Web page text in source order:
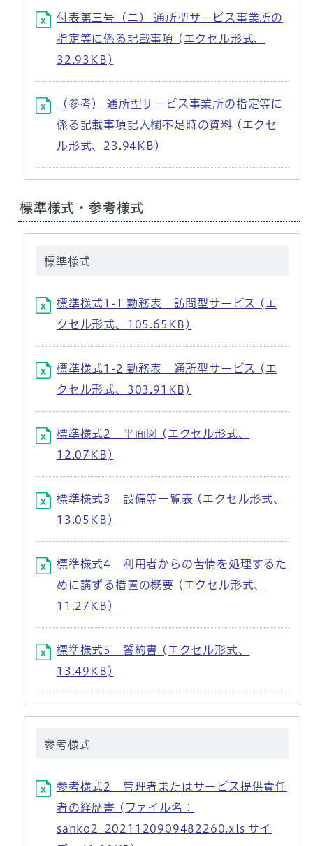
付表第三号（二） 通所型サービス事業所の
指定等に係る記載事項 (エクセル形式、
32.93KB)
（参考） 通所型サービス事業所の指定等に
係る記載事項記入欄不足時の資料 (エクセ
ル形式、23.94KB)
標準様式・参考様式
標準様式
標準様式1-1 勤務表 訪問型サービス (エ
クセル形式、105.65KB)
標準様式1-2 勤務表 通所型サービス (エ
クセル形式、303.91KB)
標準様式2 平面図 (エクセル形式、
12.07KB)
標準様式3 設備等一覧表 (エクセル形式、
13.05KB)
標準様式4 利用者からの苦情を処理するた
めに講ずる措置の概要 (エクセル形式、
11.27KB)
標準様式5 誓約書 (エクセル形式、
13.49KB)
参考様式
参考様式2 管理者またはサービス提供責任
者の経歴書 (ファイル名：
sanko2_2021120909482260.xls サイ